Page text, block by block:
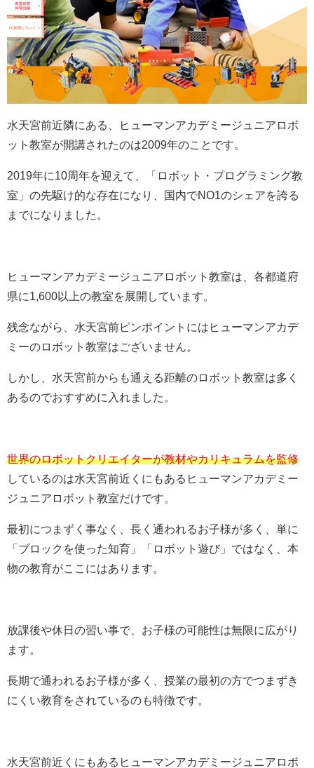
水天宮前近隣にある、ヒューマンアカデミージュニアロボ
ット教室が開講されたのは2009年のことです。
2019年に10周年を迎えて、「ロボット・プログラミング教
室」の先駆け的な存在になり、国内でNO1のシェアを誇る
までになりました。
ヒューマンアカデミージュニアロボット教室は、各都道府
県に1,600以上の教室を展開しています。
残念ながら、水天宮前ピンポイントにはヒューマンアカデ
ミーのロボット教室はございません。
しかし、水天宮前からも通える距離のロボット教室は多く
あるのでおすすめに入れました。
世界のロボットクリエイターが教材やカリキュラムを監修
しているのは水天宮前近くにもあるヒューマンアカデミー
ジュニアロボット教室だけです。
最初につまずく事なく、長く通われるお子様が多く、単に
「ブロックを使った知育」「ロボット遊び」ではなく、本
物の教育がここにはあります。
放課後や休日の習い事で、お子様の可能性は無限に広がり
ます。
長期で通われるお子様が多く、授業の最初の方でつまずき
にくい教育をされているのも特徴です。
水天宮前近くにもあるヒューマンアカデミージュニアロボ